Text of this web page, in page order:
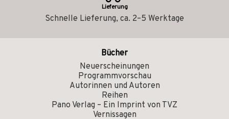
Lieferung
Schnelle Lieferung, ca. 2–5 Werktage
Bücher
Neuerscheinungen
Programmvorschau
Autorinnen und Autoren
Reihen
Pano Verlag – Ein Imprint von TVZ
Vernissagen